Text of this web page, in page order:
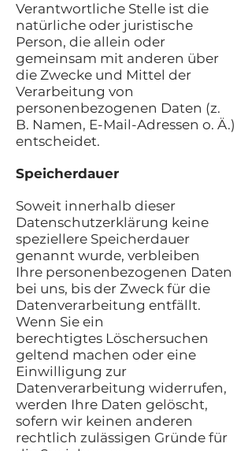
Verantwortliche Stelle ist die
natürliche oder juristische
Person, die allein oder
gemeinsam mit anderen über
die Zwecke und Mittel der
Verarbeitung von
personenbezogenen Daten (z.
B. Namen, E-Mail-Adressen o. Ä.)
entscheidet.
Speicherdauer
Soweit innerhalb dieser
Datenschutzerklärung keine
speziellere Speicherdauer
genannt wurde, verbleiben
Ihre personenbezogenen Daten
bei uns, bis der Zweck für die
Datenverarbeitung entfällt.
Wenn Sie ein
berechtigtes Löschersuchen
geltend machen oder eine
Einwilligung zur
Datenverarbeitung widerrufen,
werden Ihre Daten gelöscht,
sofern wir keinen anderen
rechtlich zulässigen Gründe für